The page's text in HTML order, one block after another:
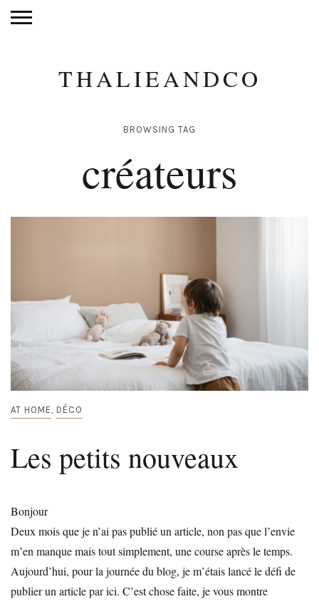
THALIEANDCO
BROWSING TAG
créateurs
AT HOME, DÉCO
Les petits nouveaux
Bonjour
Deux mois que je n’ai pas publié un article, non pas que l’envie
m’en manque mais tout simplement, une course après le temps.
Aujourd’hui, pour la journée du blog, je m’étais lancé le défi de
publier un article par ici. C’est chose faite, je vous montre